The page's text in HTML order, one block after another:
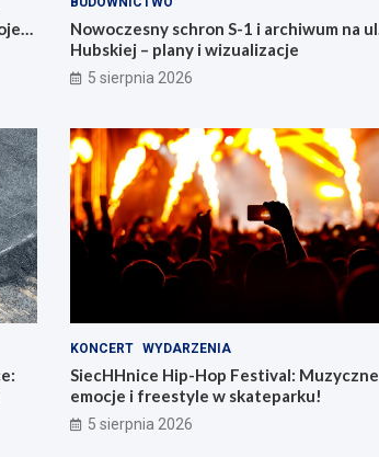
Nowoczesny schron S-1 i archiwum na ul.
Hubskiej – plany i wizualizacje
5 sierpnia 2026
KONCERT WYDARZENIA
SiecHHnice Hip-Hop Festival: Muzyczne
emocje i freestyle w skateparku!
5 sierpnia 2026